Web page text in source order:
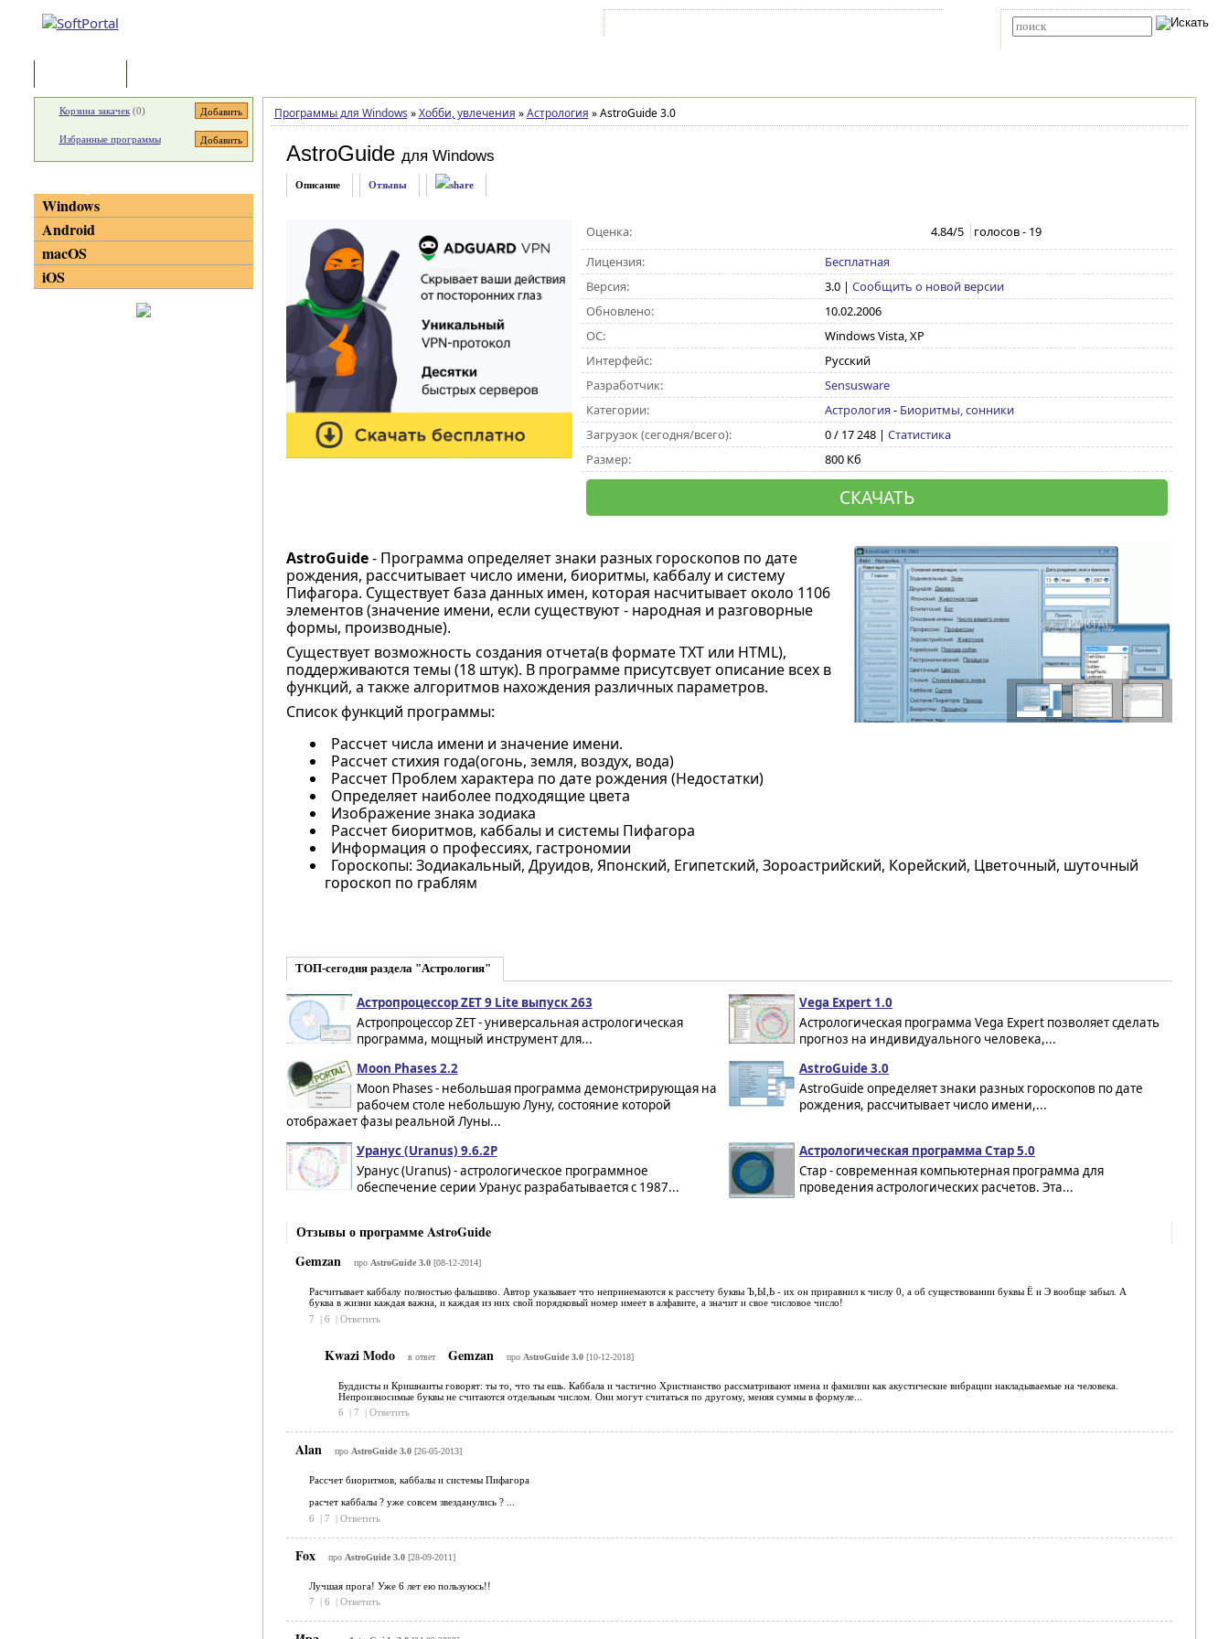
Программы для Windows » Хобби, увлечения » Астрология »AstroGuide 3.0
AstroGuide для Windows
Описание Отзывы
Оценка: 4.84/5 голосов - 19
Лицензия:
Бесплатная
Версия:
3.0| Сообщить о новой версии
Обновлено:
10.02.2006
ОС:
Windows Vista, XP
Интерфейс:
Русский
Разработчик:
Sensusware
Категории:
Астрология - Биоритмы, сонники
Загрузок (сегодня/всего):
0 / 17 248 | Статистика
Размер:
800 Кб
СКАЧАТЬ
AstroGuide- Программа определяет знаки разных гороскопов по дате
рождения, рассчитывает число имени, биоритмы, каббалу и систему
Пифагора. Существует база данных имен, которая насчитывает около 1106
элементов (значение имени, если существуют - народная и разговорные
формы, производные).
Существует возможность создания отчета(в формате TXT или HTML),
поддерживаются темы (18 штук). В программе присутсвует описание всех в
функций, а также алгоритмов нахождения различных параметров.
Список функций программы:
Рассчет числа имени и значение имени.
Рассчет стихия года(огонь, земля, воздух, вода)
Рассчет Проблем характера по дате рождения (Недостатки)
Определяет наиболее подходящие цвета
Изображение знака зодиака
Рассчет биоритмов, каббалы и системы Пифагора
Информация о профессиях, гастрономии
Гороскопы: Зодиакальный, Друидов, Японский, Египетский, Зороастрийский, Корейский, Цветочный, шуточный
гороскоп по граблям
ТОП-сегодня раздела "Астрология"
Астропроцессор ZET 9 Lite выпуск 263
Астропроцессор ZET - универсальная астрологическая
программа, мощный инструмент для...
Vega Expert 1.0
Астрологическая программа Vega Expert позволяет сделать
прогноз на индивидуального человека,...
Moon Phases 2.2
Moon Phases - небольшая программа демонстрирующая на
рабочем столе небольшую Луну, состояние которой
отображает фазы реальной Луны...
AstroGuide 3.0
AstroGuide определяет знаки разных гороскопов по дате
рождения, рассчитывает число имени,...
Уранус (Uranus) 9.6.2P
Уранус (Uranus) - астрологическое программное
обеспечение серии Уранус разрабатывается с 1987...
Астрологическая программа Стар 5.0
Стар - современная компьютерная программа для
проведения астрологических расчетов. Эта...
Отзывы о программе AstroGuide
Gemzan
про AstroGuide 3.0[08-12-2014]
Расчитывает каббалу полностью фальшиво. Автор указывает что непринемаются к рассчету буквы Ъ,Ы,Ь - их он приравнил к числу 0, а об существовании буквы Ё и Э вообще забыл. А
буква в жизни каждая важна, и каждая из них свой порядковый номер имеет в алфавите, а значит и свое числовое число!
7
| 6 | Ответить
Kwazi Modo в ответ Gemzan про AstroGuide 3.0[10-12-2018]
Буддисты и Кришнаиты говорят: ты то, что ты ешь. Каббала и частично Христианство рассматривают имена и фамилии как акустические вибрации накладываемые на человека.
Непроизносимые буквы не считаются отдельным числом. Они могут считаться по другому, меняя суммы в формуле...
6
7 Ответить
Alan про AstroGuide 3.0[26-05-2013]
Рассчет биоритмов, каббалы и системы Пифагора
расчет каббалы ? уже совсем звезданулись ? ...
6
| 7 | Ответить
Fox про AstroGuide 3.0[28-09-2011]
Лучшая прога! Уже 6 лет ею пользуюсь!!
7
6 Ответить
Корзина закачек(0)
Избранные программы
Windows
Android
macOS
iOS